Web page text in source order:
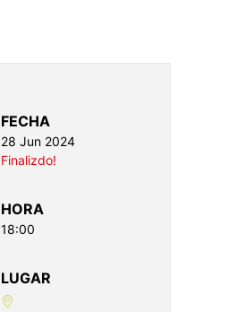
FECHA
28 Jun 2024
Finalizdo!
HORA
18:00
LUGAR